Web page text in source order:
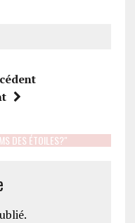
DES ÉTOILES?"